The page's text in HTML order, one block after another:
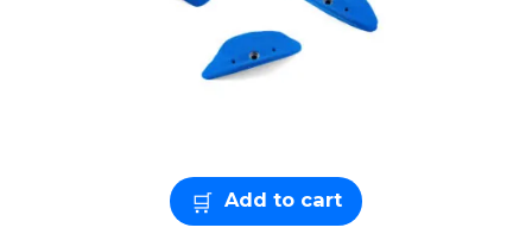
Add to cart